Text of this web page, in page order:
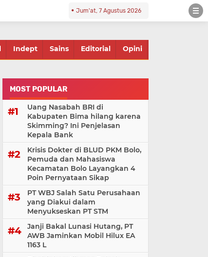
Jum'at, 7 Agustus 2026
Indept Sains Editorial Opini
MOST POPULAR
Uang Nasabah BRI di
Kabupaten Bima hilang karena
Skimming? Ini Penjelasan
Kepala Bank
Krisis Dokter di BLUD PKM Bolo,
Pemuda dan Mahasiswa
Kecamatan Bolo Layangkan 4
Poin Pernyataan Sikap
PT WBJ Salah Satu Perusahaan
yang Diakui dalam
Menyukseskan PT STM
Janji Bakal Lunasi Hutang, PT
AWB Jaminkan Mobil Hilux EA
1163 L